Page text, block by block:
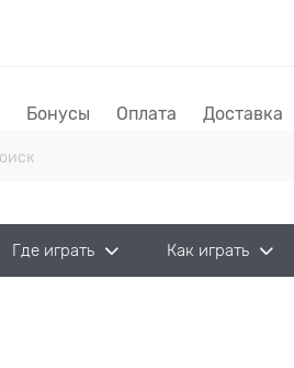
Бонусы Оплата Доставка
Где играть Как играть